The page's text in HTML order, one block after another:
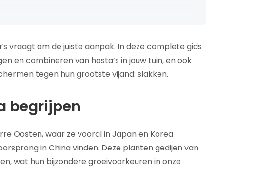
vraagt om de juiste aanpak. In deze complete gids
en combineren van hosta’s in jouw tuin, en ook
tegen hun grootste vijand: slakken.
begrijpen
Oosten, waar ze vooral in Japan en Korea
in China vinden. Deze planten gedijen van
wat hun bijzondere groeivoorkeuren in onze